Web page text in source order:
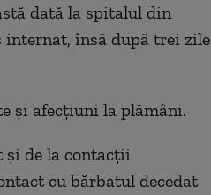
dată la spitalul din
internat, însă după trei zile
și afecțiuni la plămâni.
și de la contacții
cu bărbatul decedat